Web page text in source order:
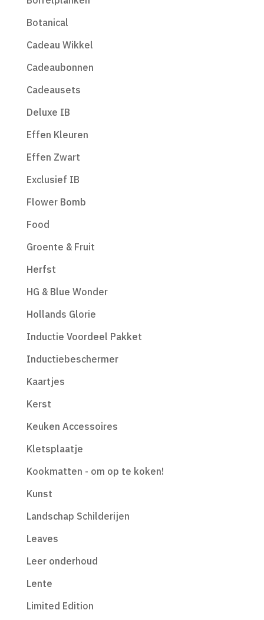
Botanical
Cadeau Wikkel
Cadeaubonnen
Cadeausets
Deluxe IB
Effen Kleuren
Effen Zwart
Exclusief IB
Flower Bomb
Food
Groente & Fruit
Herfst
HG & Blue Wonder
Hollands Glorie
Inductie Voordeel Pakket
Inductiebeschermer
Kaartjes
Kerst
Keuken Accessoires
Kletsplaatje
Kookmatten - om op te koken!
Kunst
Landschap Schilderijen
Leaves
Leer onderhoud
Lente
Limited Edition